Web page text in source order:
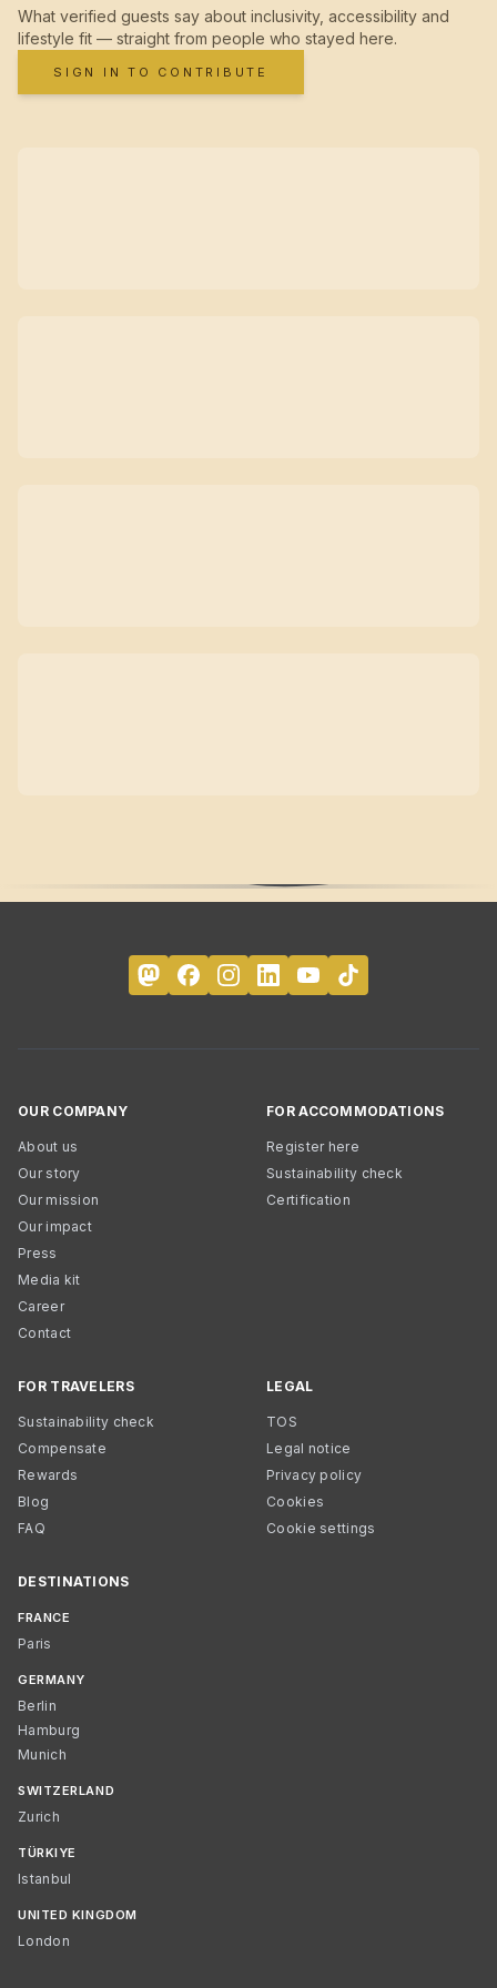
What verified guests say about inclusivity, accessibility and
lifestyle fit — straight from people who stayed here.
SIGN IN TO CONTRIBUTE
OUR COMPANY
About us
Our story
Our mission
Our impact
Press
Media kit
Career
Contact
FOR ACCOMMODATIONS
Register here
Sustainability check
Certification
FOR TRAVELERS
Sustainability check
Compensate
Rewards
Blog
FAQ
LEGAL
TOS
Legal notice
Privacy policy
Cookies
Cookie settings
DESTINATIONS
FRANCE
Paris
GERMANY
Berlin
Hamburg
Munich
SWITZERLAND
Zurich
TÜRKIYE
Istanbul
UNITED KINGDOM
London